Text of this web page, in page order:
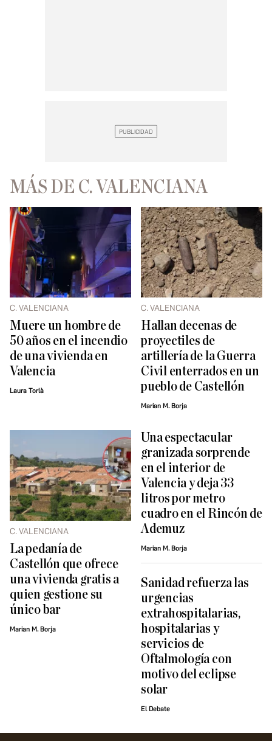
MÁS DE C. VALENCIANA
C. VALENCIANA
Muere un hombre de
50 años en el incendio
de una vivienda en
Valencia
Laura Torlà
C. VALENCIANA
Hallan decenas de
proyectiles de
artillería de la Guerra
Civil enterrados en un
pueblo de Castellón
Marian M. Borja
C. VALENCIANA
La pedanía de
Castellón que ofrece
una vivienda gratis a
quien gestione su
único bar
Marian M. Borja
Una espectacular
granizada sorprende
en el interior de
Valencia y deja 33
litros por metro
cuadro en el Rincón de
Ademuz
Marian M. Borja
Sanidad refuerza las
urgencias
extrahospitalarias,
hospitalarias y
servicios de
Oftalmología con
motivo del eclipse
solar
El Debate